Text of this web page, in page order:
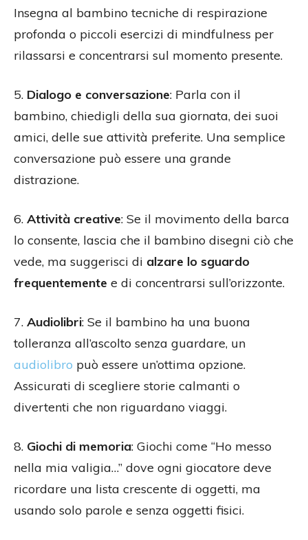
Insegna al bambino tecniche di respirazione
profonda o piccoli esercizi di mindfulness per
rilassarsi e concentrarsi sul momento presente.
5. Dialogo e conversazione: Parla con il
bambino, chiedigli della sua giornata, dei suoi
amici, delle sue attività preferite. Una semplice
conversazione può essere una grande
distrazione.
6. Attività creative: Se il movimento della barca
lo consente, lascia che il bambino disegni ciò che
vede, ma suggerisci di alzare lo sguardo
frequentemente e di concentrarsi sull’orizzonte.
7. Audiolibri: Se il bambino ha una buona
tolleranza all’ascolto senza guardare, un
audiolibro può essere un’ottima opzione.
Assicurati di scegliere storie calmanti o
divertenti che non riguardano viaggi.
8. Giochi di memoria: Giochi come “Ho messo
nella mia valigia…” dove ogni giocatore deve
ricordare una lista crescente di oggetti, ma
usando solo parole e senza oggetti fisici.